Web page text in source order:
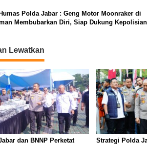
Polda Jabar : Geng Motor Moonraker di
Membubarkan Diri, Siap Dukung Kepolisian
Lewatkan
dan BNNP Perketat
Strategi Polda